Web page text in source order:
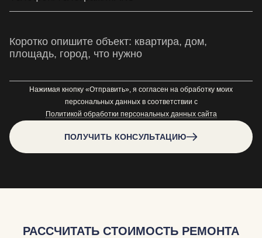
ПОЛУЧИТЬ КОНСУЛЬТАЦИЮ
Нажимая кнопку «Отправить», я согласен на обработку моих
персональных данных в соответствии с
Политикой обработки персональных данных сайта
РАССЧИТАТЬ СТОИМОСТЬ РЕМОНТА